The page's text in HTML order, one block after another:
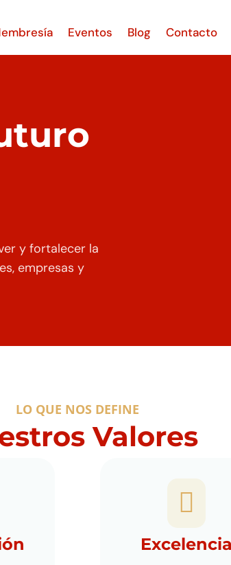
Eventos Blog Contacto
y fortalecer la
empresas y
LO QUE NOS DEFINE
Valores
